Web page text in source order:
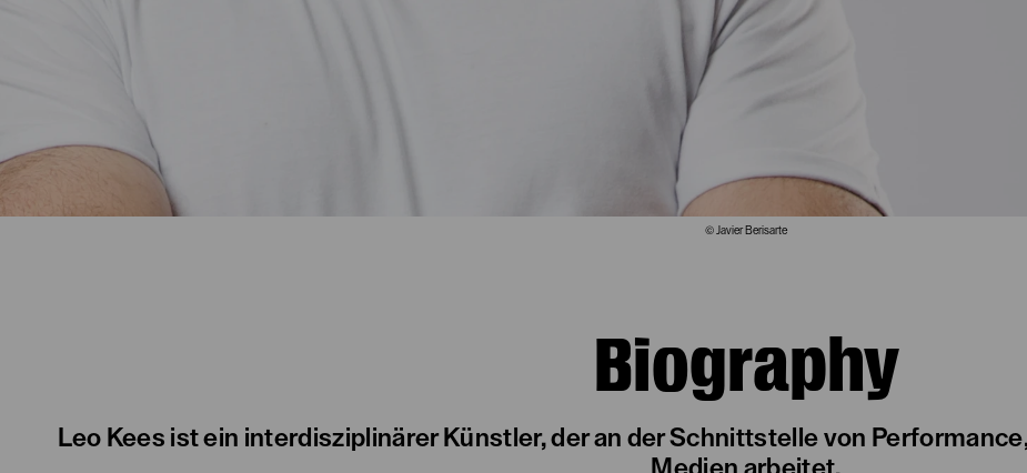
© Javier Berisarte
Biography
Leo Kees ist ein interdisziplinärer Künstler, der an der Schnittstelle von